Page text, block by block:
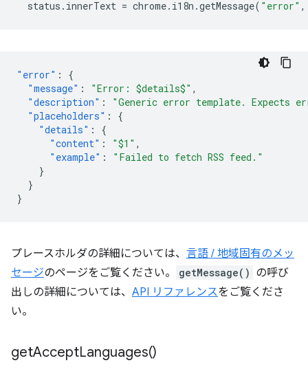
status . innerText = chrome. i18n .getMessage( "error" ,
"error" :
{
"message" : "Error: $details$" ,
"description" :
"Generic error template. Expects
"placeholders" :
{
"details" :
{
"content" : "$1" ,
"example" :
"Failed to fetch RSS feed."
}
}
}
プレースホルダの詳細については、 言語 / 地域固有のメッ
セージのページをご覧ください。 getMessage() の呼び
出しの詳細については、 API リファレンスをご覧くださ
い。
getAcceptLanguages()